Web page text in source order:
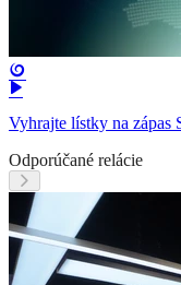
Vyhrajte lístky na zápas
Odporúčané relácie